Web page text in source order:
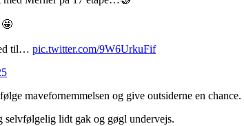
🤩
til… pic.twitter.com/9W6UrkuFif
mavefornemmelsen og give outsiderne en chance.
lidt gak og gøgl undervejs.